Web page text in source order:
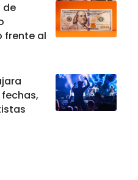
de
frente al